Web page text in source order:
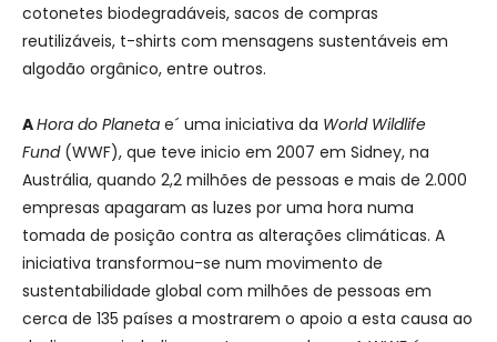
cotonetes biodegradáveis, sacos de compras
reutilizáveis, t-shirts com mensagens sustentáveis em
algodão orgânico, entre outros.
AHora do Planeta e´ uma iniciativa da World Wildlife
Fund(WWF), que teve inicio em 2007 em Sidney, na
Austrália, quando 2,2 milhões de pessoas e mais de 2.000
empresas apagaram as luzes por uma hora numa
tomada de posição contra as alterações climáticas. A
iniciativa transformou-se num movimento de
sustentabilidade global com milhões de pessoas em
cerca de 135 países a mostrarem o apoio a esta causa ao